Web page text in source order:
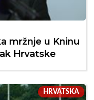
mržnje u Kninu
Hrvatske
HRVATSKA